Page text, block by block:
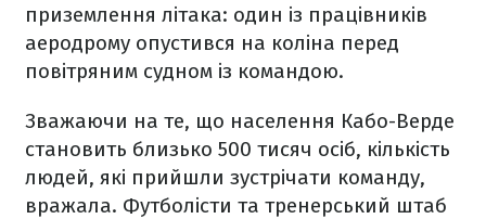
приземлення літака: один із працівників
аеродрому опустився на коліна перед
повітряним судном із командою.
Зважаючи на те, що населення Кабо-Верде
становить близько 500 тисяч осіб, кількість
людей, які прийшли зустрічати команду,
вражала. Футболісти та тренерський штаб